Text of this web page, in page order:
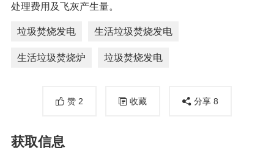
处理费用及飞灰产生量。
垃圾焚烧发电 生活垃圾焚烧发电
生活垃圾焚烧炉 垃圾焚烧发电
赞 2 收藏 分享 8
获取信息